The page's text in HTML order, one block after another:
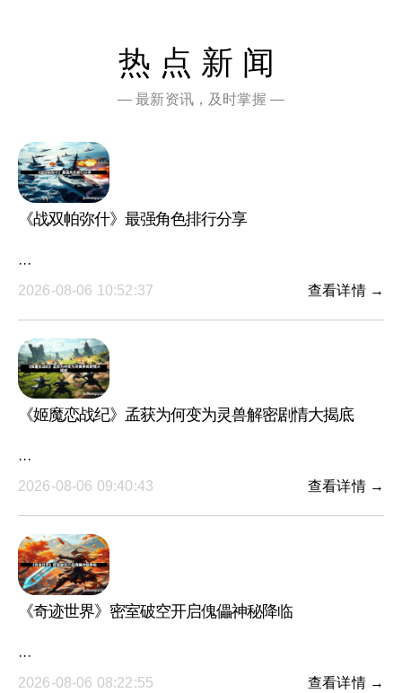
热点新闻
— 最新资讯，及时掌握 —
《战双帕弥什》最强角色排行分享
···
2026-08-06 10:52:37
查看详情 →
《姬魔恋战纪》孟获为何变为灵兽解密剧情大揭底
···
2026-08-06 09:40:43
查看详情 →
《奇迹世界》密室破空开启傀儡神秘降临
···
2026-08-06 08:22:55
查看详情 →